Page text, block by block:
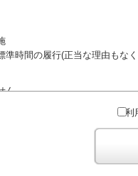
準時間の履行(正当な理由も
ん。
するための政治教育その他の
対するための宗教教育その他
体の活動をアピールする活動等)
利